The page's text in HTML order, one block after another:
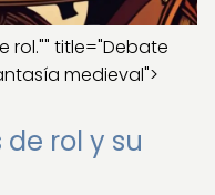
rol."" title="Debate
medieval">
rol y su